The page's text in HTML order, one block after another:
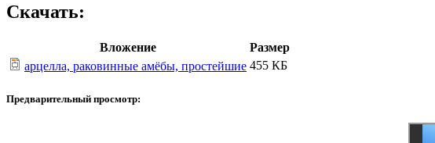
Скачать:
Вложение
Размер
арцелла, раковинные амёбы, простейшие 455 КБ
Предварительный просмотр: